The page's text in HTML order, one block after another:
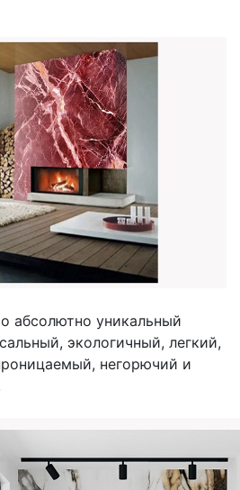
абсолютно уникальный
экологичный, легкий,
негорючий и